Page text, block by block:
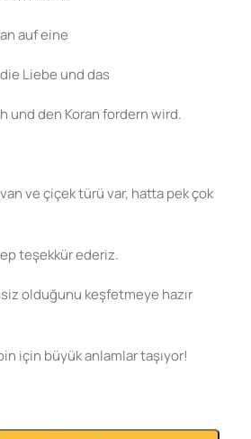
auf eine
Liebe und das
und den Koran fordern wird.
ve çiçek türü var, hatta pek çok
teşekkür ederiz.
olduğunu keşfetmeye hazır
için büyük anlamlar taşıyor!